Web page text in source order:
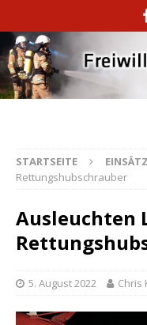
STARTSEITE
Rettungshubschrauber
Ausleuchten
5. August 2022 Chris